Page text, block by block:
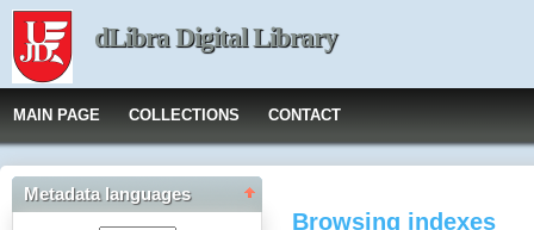
dLibra Digital Library
MAIN PAGE COLLECTIONS CONTACT
Metadata languages
Browsing indexes